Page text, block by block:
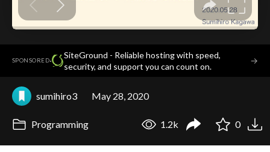
SPONSORED·
SiteGround - Reliable hosting with speed,
security, and support you can count on.
→
sumihiro3 May 28, 2020
Programming 1.2k 0